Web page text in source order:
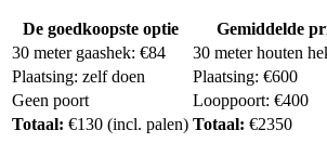
De goedkoopste optie Gemiddelde
30 meter gaashek: €84
30 meter houten
Plaatsing: zelf doen
Plaatsing: €600
Geen poort
Looppoort: €400
Totaal: €130 (incl. palen) Totaal: €2350